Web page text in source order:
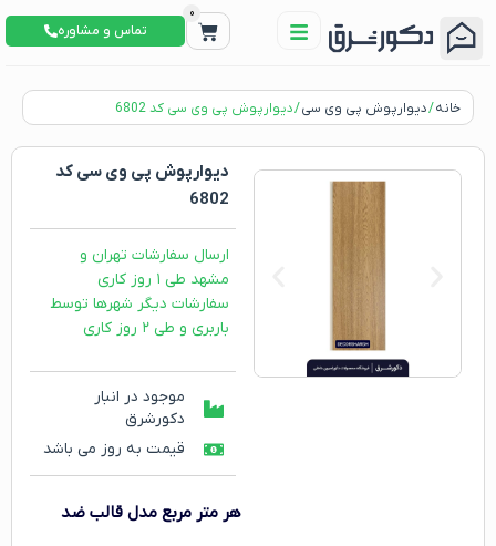
0
تماس و مشاوره
خانه/دیوارپوش پی وی سی/ دیوارپوش پی وی سی کد 6802
دیوارپوش پی وی سی کد
6802
ارسال سفارشات تهران و
مشهد طی ۱ روز کاری
سفارشات دیگر شهرها توسط
باربری و طی ۲ روز کاری
موجود در انبار
دکورشرق
قیمت به روز می باشد
هر متر مربع مدل قالب ضد